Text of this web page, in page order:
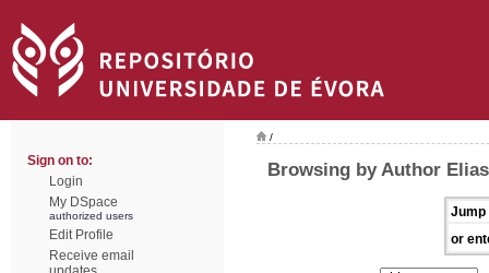
Sign on to:
Login
My DSpace
authorized users
Edit Profile
Receive email
/
Browsing by Author
Jump
or